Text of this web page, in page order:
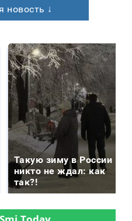
новость ↓
Такую зиму в России
никто не ждал: как
так?!